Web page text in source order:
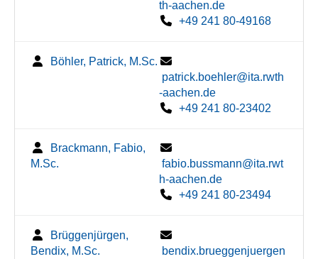
th-aachen.de
+49 241 80-49168
Böhler, Patrick, M.Sc.
patrick.boehler@ita.rwth
-aachen.de
+49 241 80-23402
Brackmann, Fabio,
M.Sc.
fabio.bussmann@ita.rwt
h-aachen.de
+49 241 80-23494
Brüggenjürgen,
Bendix, M.Sc.
bendix.brueggenjuergen